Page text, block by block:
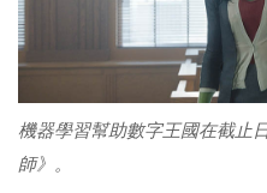
機器學習幫助數字王國在截止
師》。